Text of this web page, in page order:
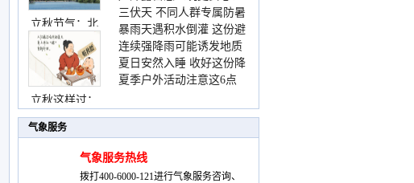
立秋节气：北
立秋这样过：
这份攻略请收好
三伏天 不同人群专属防暑
要点请收好
暴雨天遇积水倒灌 这份避
险提示请收好
连续强降雨可能诱发地质
灾害 这些前兆要知道
夏日安然入睡 收好这份降
温小贴士
夏季户外活动注意这6点
气象服务
气象服务热线
拨打400-6000-121进行气象服务咨询、